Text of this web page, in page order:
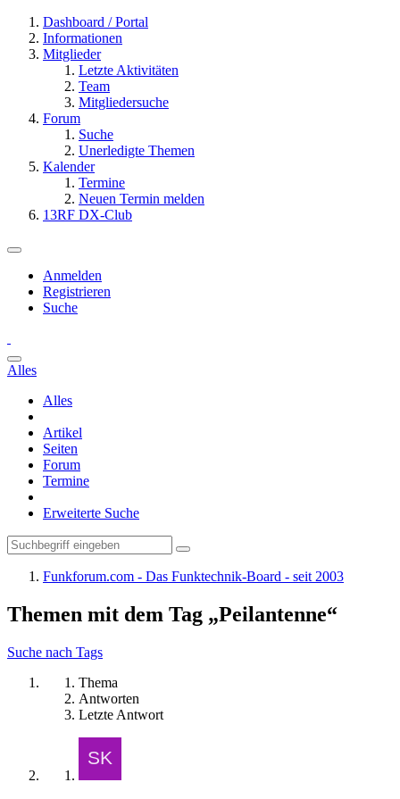
Dashboard / Portal
Informationen
Mitglieder
Letzte Aktivitäten
Team
Mitgliedersuche
Forum
Suche
Unerledigte Themen
Kalender
Termine
Neuen Termin melden
13RF DX-Club
Anmelden
Registrieren
Suche
Alles
Alles
Artikel
Seiten
Forum
Termine
Erweiterte Suche
Funkforum.com - Das Funktechnik-Board - seit 2003
Themen mit dem Tag „Peilantenne“
Suche nach Tags
Thema
Antworten
Letzte Antwort